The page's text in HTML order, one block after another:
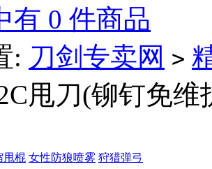
有 0 件商品
: 刀剑专卖网 >
甩刀(铆钉免维
甩棍 女性防狼喷雾 狩猎弹弓